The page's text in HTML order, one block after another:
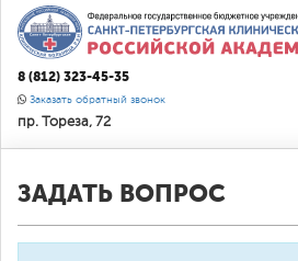
Размер шрифта: A
Цвет:
О доступной
8 (812) 323-45-35
Заказать обратный звонок
пр. Тореза, 72
ЗАДАТЬ ВОПРОС